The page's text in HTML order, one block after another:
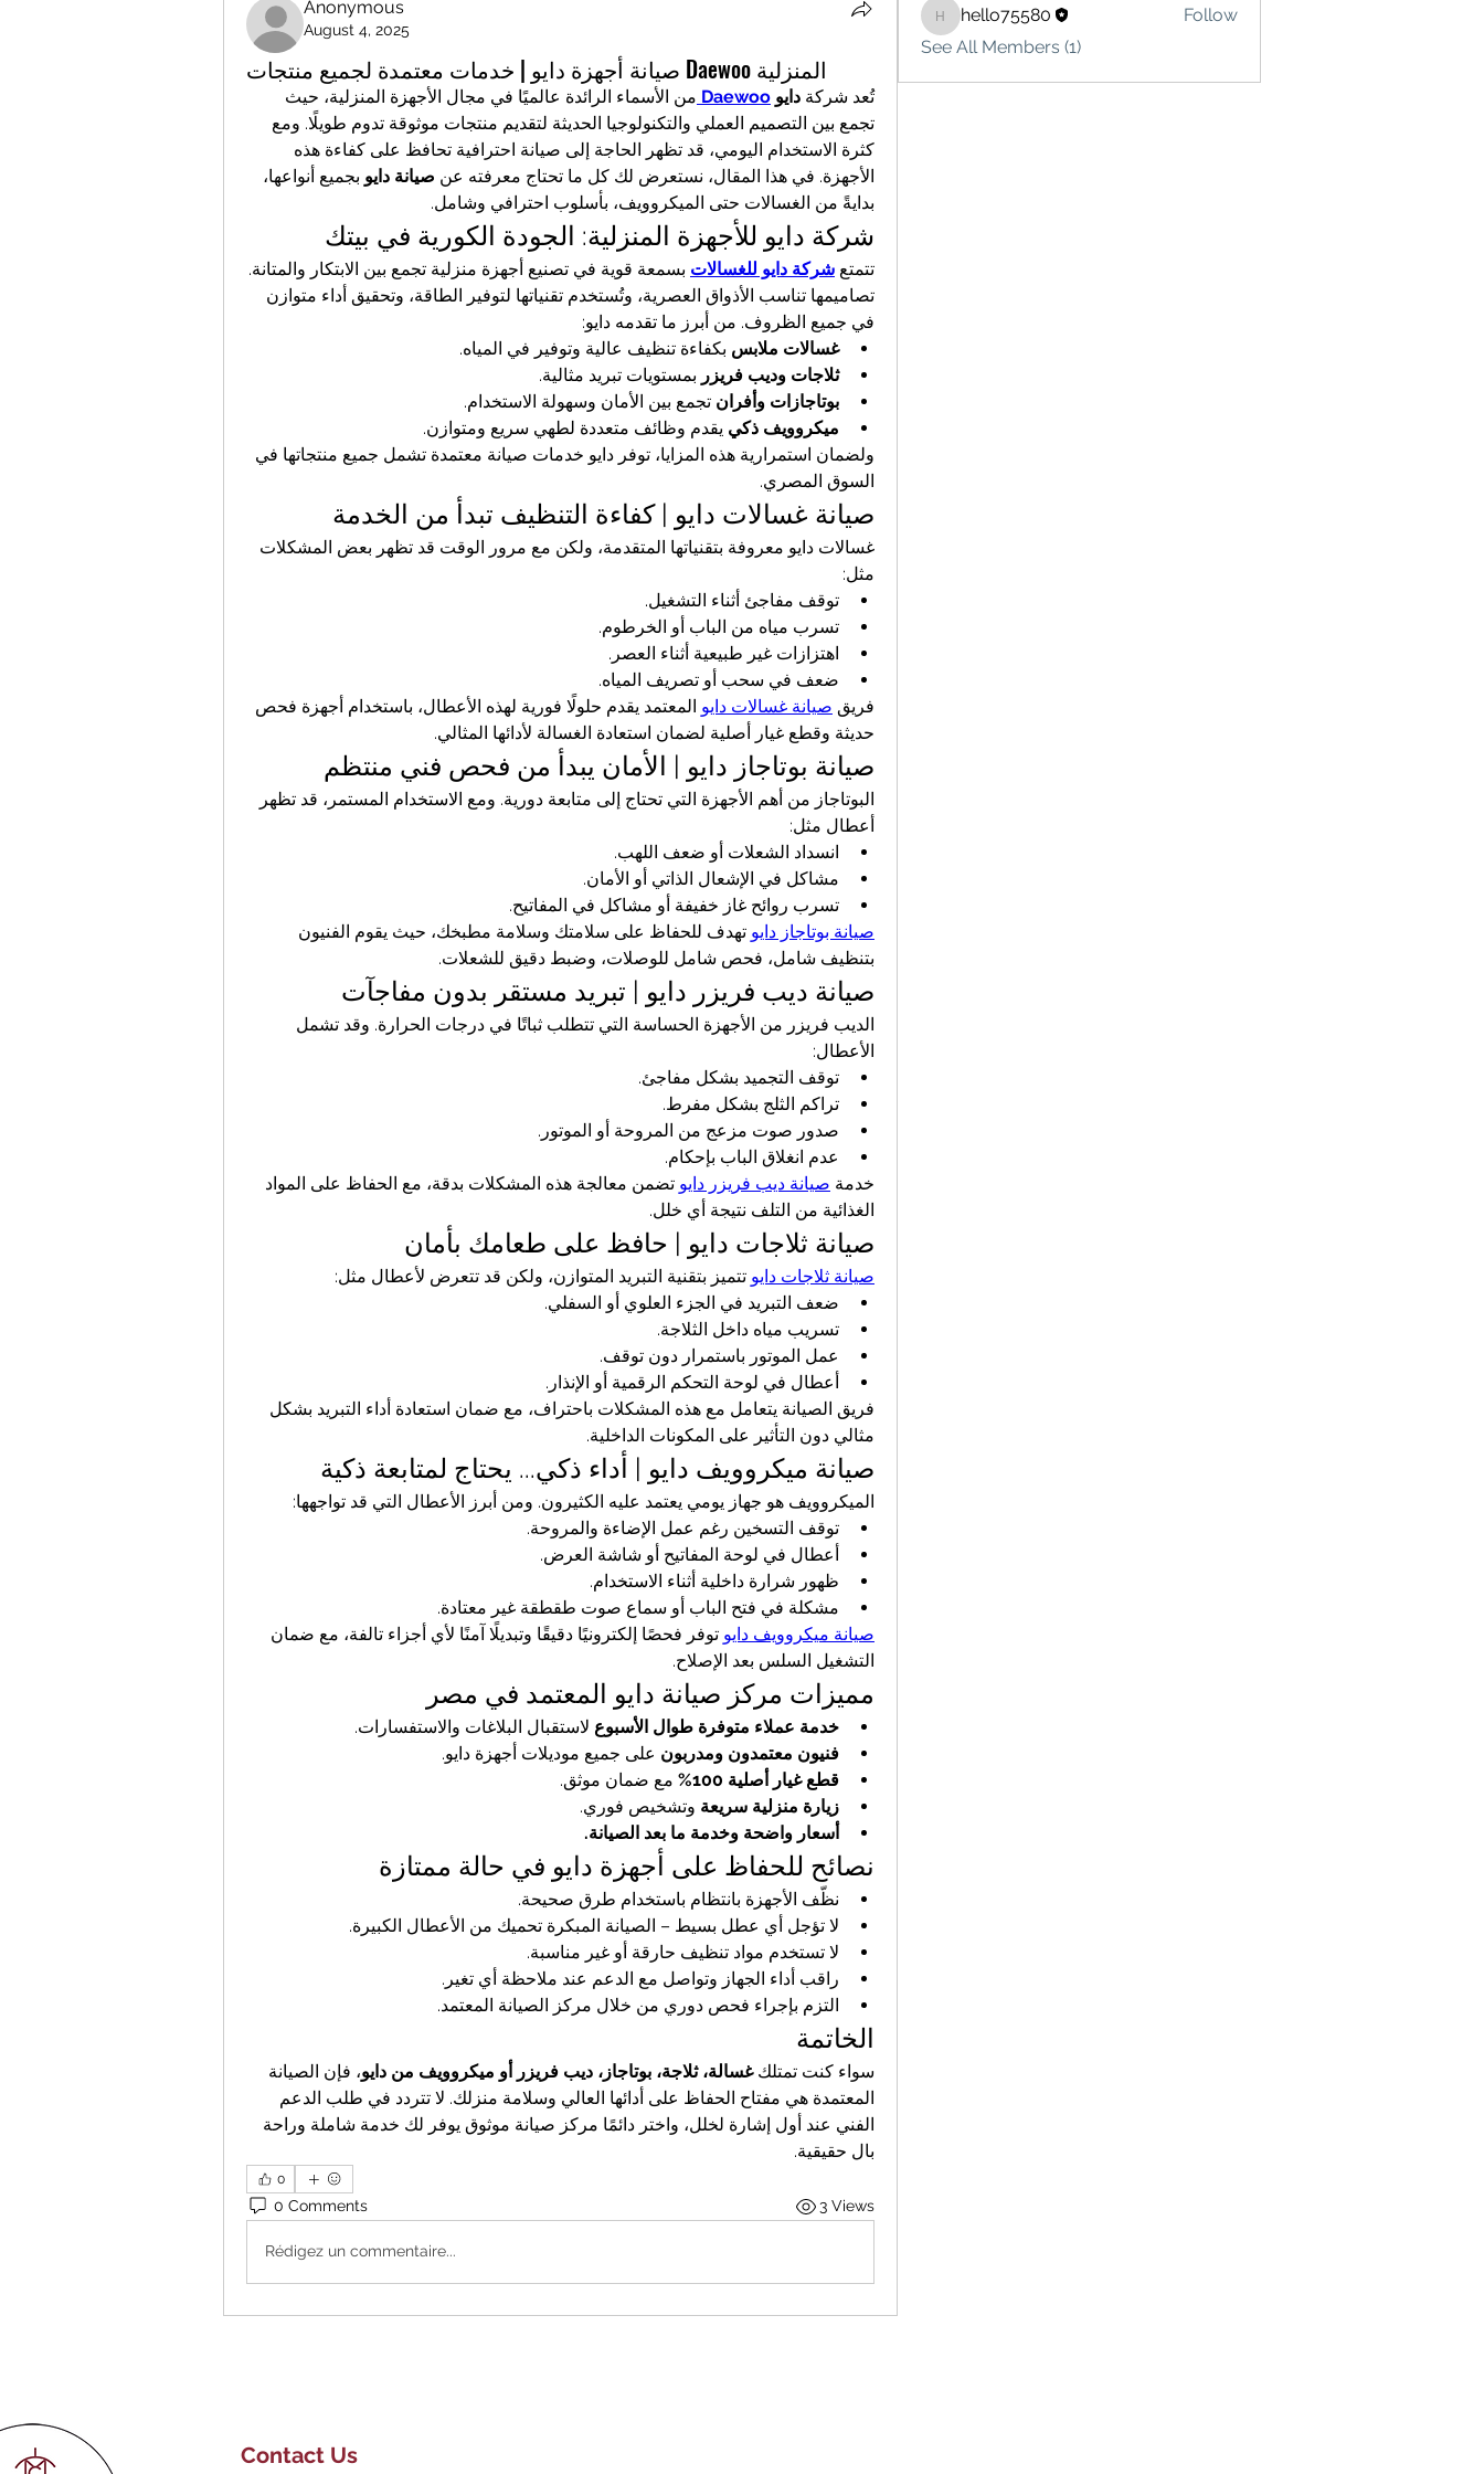
Anonymous
August 4, 2025
صيانة أجهزة دايو | خدمات معتمدة لجميع منتجات Daewoo المنزلية
تُعد شركة دايو Daewoo
الأجهزة. في هذا المقال، نستعرض لك كل ما تحتاج معرفته عن صيانة دايو
بدايةً من الغسالات حتى الميكروويف، بأسلوب احترافي وشامل.
شركة دايو للأجهزة المنزلية: الجودة الكورية في بيتك
تتمتع شركة دايو للغسالات
في جميع الظروف. من أبرز ما تقدمه دايو:
غسالات ملابس بكفاءة تنظيف عالية وتوفير في المياه.
ثلاجات وديب فريزر بمستويات تبريد مثالية.
بوتاجازات وأفران تجمع بين الأمان وسهولة الاستخدام.
ميكروويف ذكي يقدم وظائف متعددة لطهي سريع ومتوازن.
السوق المصري.
صيانة غسالات دايو | كفاءة التنظيف تبدأ من الخدمة
مثل:
توقف مفاجئ أثناء التشغيل.
تسرب مياه من الباب أو الخرطوم.
اهتزازات غير طبيعية أثناء العصر.
ضعف في سحب أو تصريف المياه.
فريق صيانة غسالات دايو
حديثة وقطع غيار أصلية لضمان استعادة الغسالة لأدائها المثالي.
صيانة بوتاجاز دايو | الأمان يبدأ من فحص فني منتظم
أعطال مثل:
انسداد الشعلات أو ضعف اللهب.
مشاكل في الإشعال الذاتي أو الأمان.
تسرب روائح غاز خفيفة أو مشاكل في المفاتيح.
صيانة بوتاجاز دايو
بتنظيف شامل، فحص شامل للوصلات، وضبط دقيق للشعلات.
صيانة ديب فريزر دايو | تبريد مستقر بدون مفاجآت
الأعطال:
توقف التجميد بشكل مفاجئ.
تراكم الثلج بشكل مفرط.
صدور صوت مزعج من المروحة أو الموتور.
عدم انغلاق الباب بإحكام.
خدمة صيانة ديب فريزر دايو
الغذائية من التلف نتيجة أي خلل.
صيانة ثلاجات دايو | حافظ على طعامك بأمان
صيانة ثلاجات دايو تتميز بتقنية التبريد المتوازن، ولكن قد تتعرض لأعطال مثل:
ضعف التبريد في الجزء العلوي أو السفلي.
تسريب مياه داخل الثلاجة.
عمل الموتور باستمرار دون توقف.
أعطال في لوحة التحكم الرقمية أو الإنذار.
مثالي دون التأثير على المكونات الداخلية.
صيانة ميكروويف دايو | أداء ذكي... يحتاج لمتابعة ذكية
الميكروويف هو جهاز يومي يعتمد عليه الكثيرون. ومن أبرز الأعطال التي قد تواجهها:
توقف التسخين رغم عمل الإضاءة والمروحة.
أعطال في لوحة المفاتيح أو شاشة العرض.
ظهور شرارة داخلية أثناء الاستخدام.
مشكلة في فتح الباب أو سماع صوت طقطقة غير معتادة.
صيانة ميكروويف دايو
التشغيل السلس بعد الإصلاح.
مميزات مركز صيانة دايو المعتمد في مصر
خدمة عملاء متوفرة طوال الأسبوع لاستقبال البلاغات والاستفسارات.
فنيون معتمدون ومدربون على جميع موديلات أجهزة دايو.
قطع غيار أصلية 100%
مع ضمان موثق.
زيارة منزلية سريعة وتشخيص فوري.
أسعار واضحة وخدمة ما بعد الصيانة.
نصائح للحفاظ على أجهزة دايو في حالة ممتازة
نظّف الأجهزة بانتظام باستخدام طرق صحيحة.
لا تؤجل أي عطل بسيط – الصيانة المبكرة تحميك من الأعطال الكبيرة.
لا تستخدم مواد تنظيف حارقة أو غير مناسبة.
راقب أداء الجهاز وتواصل مع الدعم عند ملاحظة أي تغير.
التزم بإجراء فحص دوري من خلال مركز الصيانة المعتمد.
الخاتمة
سواء كنت تمتلك غسالة، ثلاجة، بوتاجاز، ديب فريزر أو ميكروويف من دايو
بال حقيقية.
0
0 Comments 3 Views
Rédigez un commentaire...
hello75580
hello75580
Follow
See All Members (1)
Contact Us